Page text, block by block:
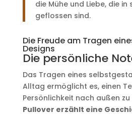
die Mühe und Liebe, die in
geflossen sind.
Die Freude am Tragen
Designs
Die persönliche
Das Tragen eines
Alltag ermöglicht es, einen
Persönlichkeit nach außen
Pullover erzählt eine